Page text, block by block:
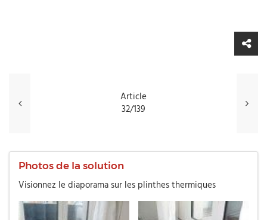
Article
32/139
Photos de la solution
Visionnez le diaporama sur les plinthes thermiques